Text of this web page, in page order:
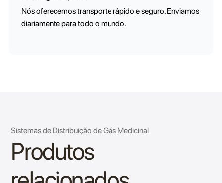
Nós oferecemos transporte rápido e seguro. Enviamos
diariamente para todo o mundo.
Sistemas de Distribuição de Gás Medicinal
Produtos